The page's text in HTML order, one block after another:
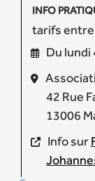
INFO
tarifs entre
Du lundi
42 Rue
13006
Info sur